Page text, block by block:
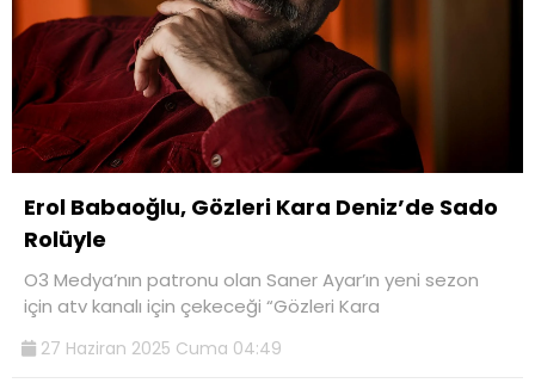
Erol Babaoğlu, Gözleri Kara Deniz’de Sado
Rolüyle
O3 Medya’nın patronu olan Saner Ayar’ın yeni sezon
için atv kanalı için çekeceği “Gözleri Kara
27 Haziran 2025 Cuma 04:49